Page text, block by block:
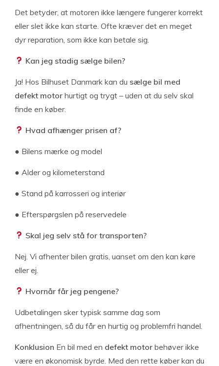
Det betyder, at motoren ikke længere fungerer korrekt
eller slet ikke kan starte. Ofte kræver det en meget
dyr reparation, som ikke kan betale sig.
Kan jeg stadig sælge bilen?
Ja! Hos Bilhuset Danmark kan du sælge bil med
defekt motor hurtigt og trygt – uden at du selv skal
finde en køber.
Hvad afhænger prisen af?
● Bilens mærke og model
● Alder og kilometerstand
● Stand på karrosseri og interiør
● Efterspørgslen på reservedele
Skal jeg selv stå for transporten?
Nej. Vi afhenter bilen gratis, uanset om den kan køre
eller ej.
Hvornår får jeg pengene?
Udbetalingen sker typisk samme dag som
afhentningen, så du får en hurtig og problemfri handel.
Konklusion En bil med en defekt motor behøver ikke
være en økonomisk byrde. Med den rette køber kan du